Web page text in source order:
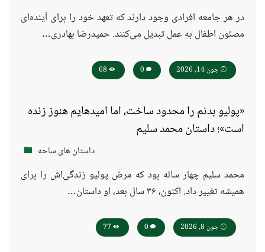
در هر جامعه افرادی وجود دارند که تعهد خود را برای آینده‌ای
مصئون اطفال به عمل تبدیل می‌کنند. حمیدرضا بهادری…
جون 14, 2026
«پولیو بدنم را محدود ساخت، اما امیدهایم هنوز زنده
است»؛ داستان محمد سلیم
داستان های ساحه
محمد سلیم چهار ساله بود که مرض پولیو زندگی‌اش را برای
همیشه تغییر داد. اکنون، ۳۶ سال بعد، او داستان…
جون 8, 2026